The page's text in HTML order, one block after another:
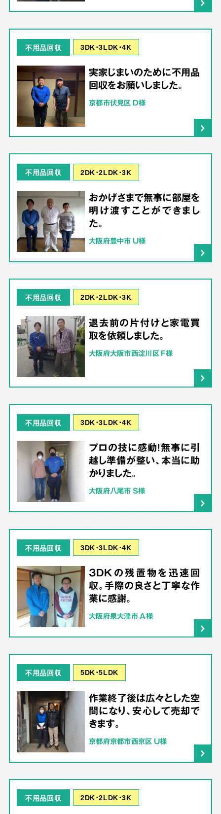
不用品回収 3DK･3LDK･4K
実家じまいのために不用品
回収をお願いしました。
京都市伏見区 D様
不用品回収 2DK･2LDK･3K
おかげさまで無事に部屋を
明け渡すことができまし
た。
大阪府豊中市 U様
不用品回収 2DK･2LDK･3K
退去前の片付けと家電買
取を依頼しました。
大阪府大阪市西淀川区 F様
不用品回収 3DK･3LDK･4K
プロの技に感動！無事に引
越し準備が整い、本当に助
かりました。
大阪府八尾市 S様
不用品回収 3DK･3LDK･4K
3DKの残置物を迅速回
収。手際の良さと丁寧な作
業に感謝。
大阪府泉大津市 A様
不用品回収 5DK･5LDK
作業終了後は広々とした空
間になり、安心して売却で
きます。
京都府京都市西京区 U様
不用品回収 2DK･2LDK･3K